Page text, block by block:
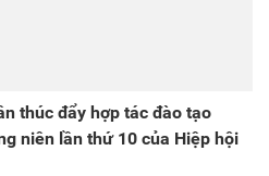
thúc đẩy hợp tác đào tạo
niên lần thứ 10 của Hiệp hội